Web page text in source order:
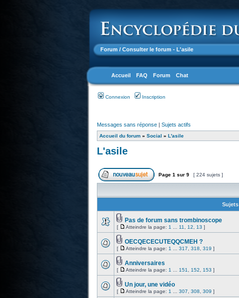
Forum / Consulter le forum - L'asile
Accueil FAQ Forum Chat
Connexion Inscription
Messages sans réponse| Sujets actifs
Accueil du forum» Social » L'asile
L'asile
Page 1 sur 9 [ 224 sujets ]
Sujets
Pas de forum sans trombinoscope
[ Atteindre la page: 1 11 12 13 ]
OECQECECUTEQQCMEH ?
[ Atteindre la page: 1 317 318 319 ]
Anniversaires
[ Atteindre la page: 1 151 152 153 ]
Un jour, une vidéo
[ Atteindre la page: 1 307 308 309 ]